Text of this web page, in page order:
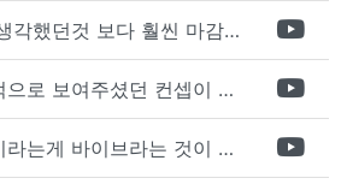
제가 생각했던것 보다 훨씬 마감이 멋있게 잘 나왔습니다. 바닥 이라던지 벽지색상 그리고 통유리로 추천 해주신것도 참 좋았습니다. 916의 노하우를 잘 살려서 공사는 잘 마무리 된것 같습니다.
전체적으로 보여주셨던 컨셉이 너무 마음에 들었고 실장님께서 개인적으로 만족감 있는 공사를 하고 있다는 느낌이 좋았습니다.
사람이라는게 바이브라는 것이 다 있고 뽐어져 나오는 에너지가 있다고 생각을 합니다. 사람이 가장중요하기 때문에 처음 만났을때 실장님의 에너지가 좋았고 첫인상으로 업체를 선정하게 되었습니다.